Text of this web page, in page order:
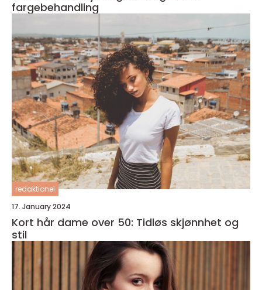
fargebehandling
redaktionel
17. January 2024
Kort hår dame over 50: Tidløs skjønnhet og
stil